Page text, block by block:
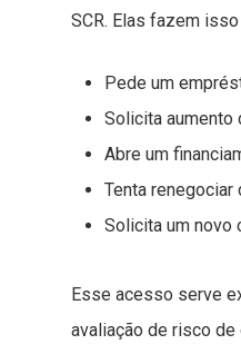
SCR. Elas fazem
Pede um
Solicita aumento
Abre um
Tenta renegociar
Solicita um novo
Esse acesso serve
avaliação de risco de